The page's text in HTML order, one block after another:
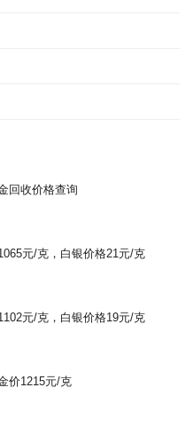
回收价格查询
元/克，白银价格21元/克
元/克，白银价格19元/克
价1215元/克